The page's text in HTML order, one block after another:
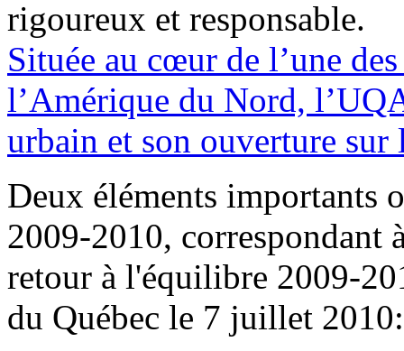
rigoureux et responsable.
Située au cœur de l’une
l’Amérique du Nord,
urbain et son ouverture sur
Deux éléments importants
2009-2010, correspondant
retour à l'équilibre 2009-
du Québec le 7 juillet 2010: